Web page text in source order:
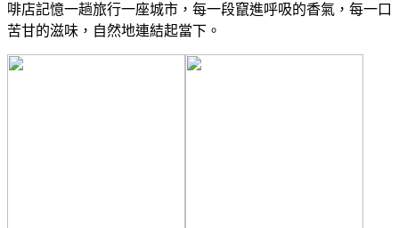
啡店記憶一趟旅行一座城市，每一段竄進呼吸的香氣，每一口
苦甘的滋味，自然地連結起當下。